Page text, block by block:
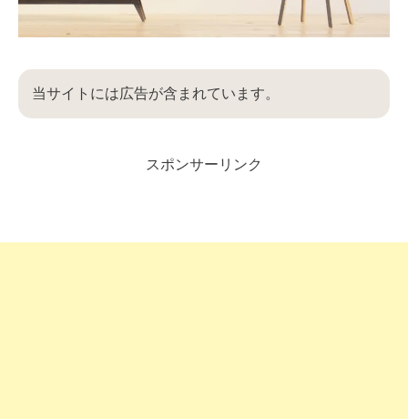
当サイトには広告が含まれています。
スポンサーリンク